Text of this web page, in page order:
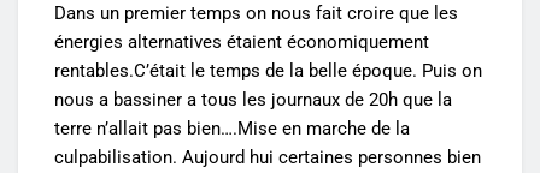
Dans un premier temps on nous fait croire que les
énergies alternatives étaient économiquement
rentables.C’était le temps de la belle époque. Puis on
nous a bassiner a tous les journaux de 20h que la
terre n’allait pas bien….Mise en marche de la
culpabilisation. Aujourd hui certaines personnes bien